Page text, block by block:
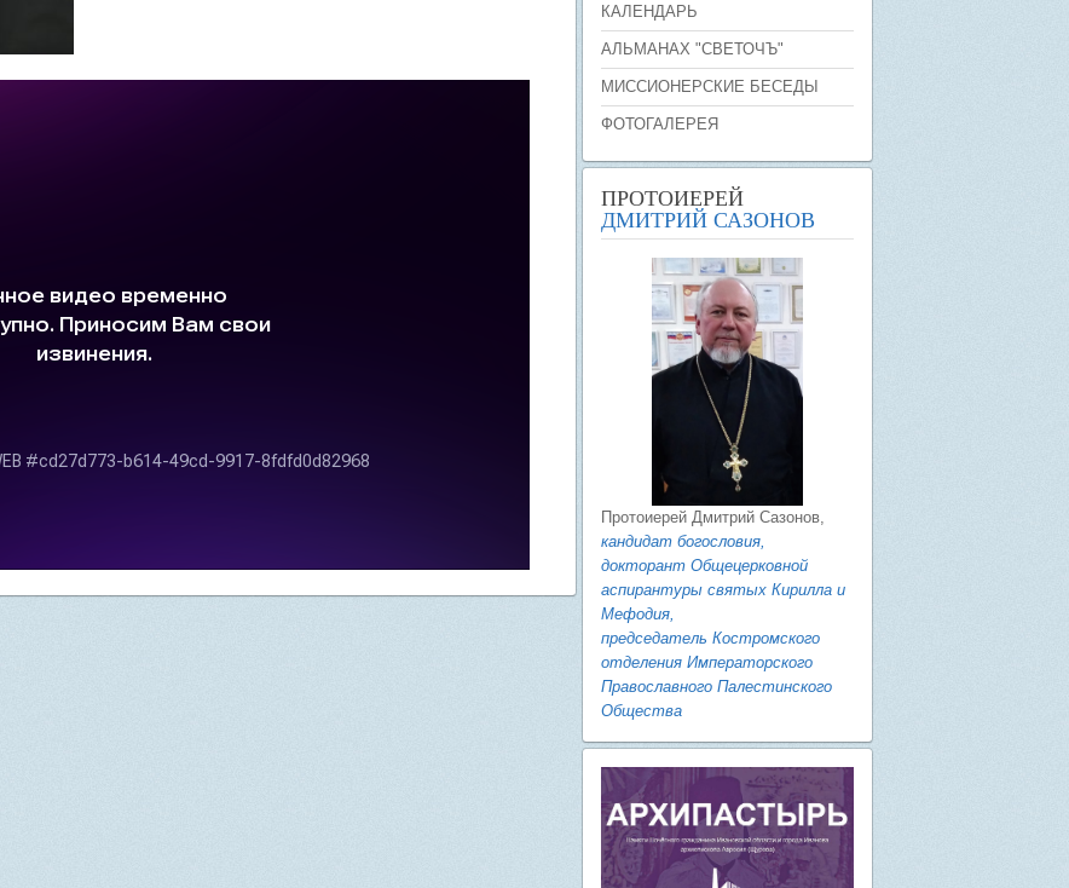
КАЛЕНДАРЬ
АЛЬМАНАХ "СВЕТОЧЪ"
МИССИОНЕРСКИЕ БЕСЕДЫ
ФОТОГАЛЕРЕЯ
ПРОТОИЕРЕЙ
ДМИТРИЙ САЗОНОВ
Протоиерей Дмитрий Сазонов,
кандидат богословия,
докторант Общецерковной
аспирантуры святых Кирилла и
Мефодия,
председатель Костромского
отделения Императорского
Православного Палестинского
Общества